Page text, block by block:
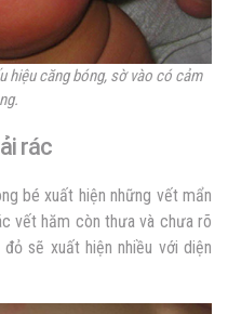
hiệu căng bóng, sờ vào có cảm
rác
bé xuất hiện những vết mẩn
vết hăm còn thưa và chưa rõ
sẽ xuất hiện nhiều với diện